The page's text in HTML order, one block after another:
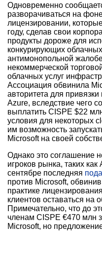
Одновременно
разворачиваться на
лицензировании,
году, сделав свои
продукты дороже для
конкурирующих
антимонопольной
некоммерческой
облачных услуг
Ассоциация обвинила
авторитета для
Azure, вследствие чего
выплатить CISPE $22
условия для некоторых
им возможность
Microsoft на своей
Однако это соглашение
игроков рынка, таких
сентябре последняя
против Microsoft,
практике
клиентов оставаться на
Примечательно, что до
членам CISPE €470 млн
Microsoft, но